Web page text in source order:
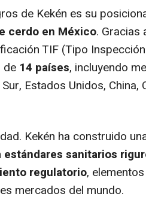
de Kekén es su
cerdo en México. Gracias
TIF (Tipo
de 14 países, incluyendo
Estados Unidos, China,
Kekén ha construido
estándares sanitarios
regulatorio,
mercados del mundo.